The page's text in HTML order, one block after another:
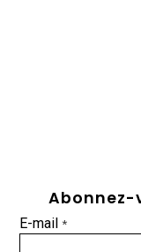
E-mail*